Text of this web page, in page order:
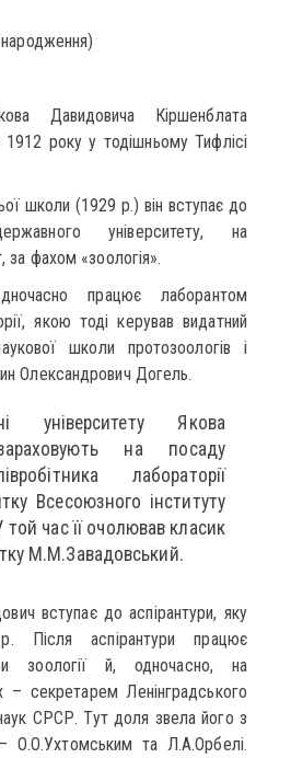
Давидовича Кіршенблата
року у тодішньому Тифлісі
школи (1929 р.) він вступає до
університету, на
за фахом «зоологія».
працює лаборантом
якою тоді керував видатний
школи протозоологів і
Олександрович Догель.
університету Якова
на посаду
лабораторії
Всесоюзного інституту
час її очолював класик
М.М.Завадовський.
вступає до аспірантури, яку
Після аспірантури працює
зоології й, одночасно, на
– секретарем Ленінградського
СРСР. Тут доля звела його з
О.О.Ухтомським та Л.А.Орбелі.